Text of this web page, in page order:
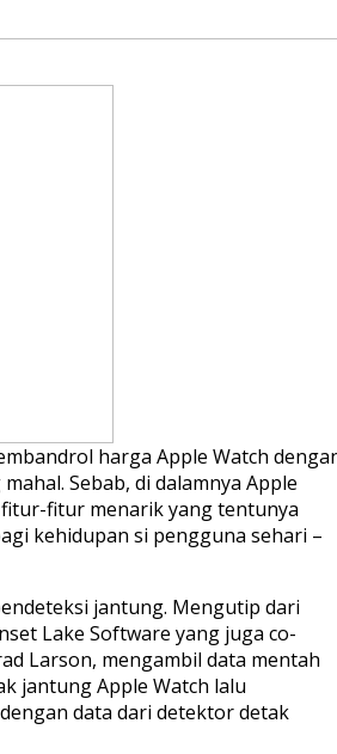
harga Apple Watch
Sebab, di dalamnya Apple
fitur menarik yang tentunya
kehidupan si pengguna sehari –
jantung. Mengutip dari
Lake Software yang juga co-
Larson, mengambil data mentah
jantung Apple Watch lalu
data dari detektor detak